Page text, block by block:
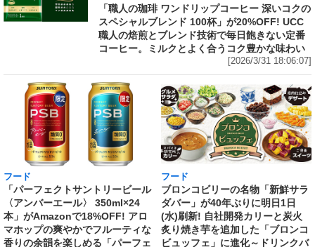
「職人の珈琲 ワンドリップコーヒー 深いコクの
スペシャルブレンド 100杯」が20%OFF! UCC
職人の焙煎とブレンド技術で毎日飽きない定番
コーヒー。ミルクとよく合うコク豊かな味わい
[2026/3/31 18:06:07]
フード
「パーフェクトサントリービール
〈アンバーエール〉 350ml×24
本」がAmazonで18%OFF! アロ
マホップの爽やかでフルーティな
香りの余韻を楽しめる「パーフェ
フード
ブロンコビリーの名物「新鮮サラ
ダバー」が40年ぶりに明日1日
(水)刷新! 自社開発カリーと炭火
炙り焼き芋を追加した「ブロンコ
ビュッフェ」に進化～ドリンクバ